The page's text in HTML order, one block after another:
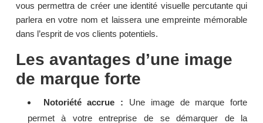
vous permettra de créer une identité visuelle percutante qui
parlera en votre nom et laissera une empreinte mémorable
dans l’esprit de vos clients potentiels.
Les avantages d’une image
de marque forte
Notoriété accrue : Une image de marque forte
permet à votre entreprise de se démarquer de la